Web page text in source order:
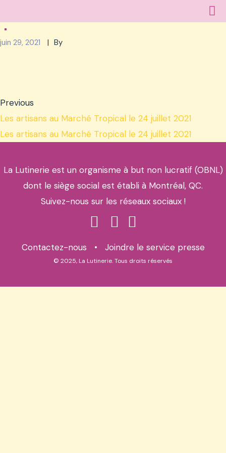
juin 29, 2021 By
Previous
Les artisans au Marché Tropical le 24 juillet 2021
Les artisans au Marché Tropical le 24 juillet 2021
La Lutinerie est un organisme à but non lucratif (OBNL)
dont le siège social est établi à Montréal, QC.
Suivez-nous sur les réseaux sociaux !
Contactez-nous • Joindre le service presse
© 2025, La Lutinerie. Tous droits réservés